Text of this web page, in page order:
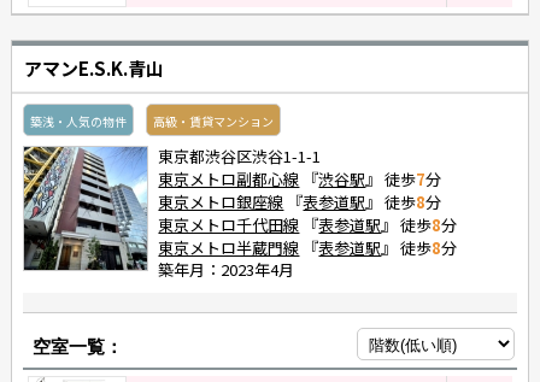
アマンE.S.K.青山
築浅・人気の物件 高級・賃貸マンション
東京都渋谷区渋谷1-1-1
東京メトロ副都心線 『渋谷駅 』 徒歩7分
東京メトロ銀座線 『表参道駅 』 徒歩8分
東京メトロ千代田線 『表参道駅 』 徒歩8分
東京メトロ半蔵門線 『表参道駅 』 徒歩8分
築年月：2023年4月
空室一覧：